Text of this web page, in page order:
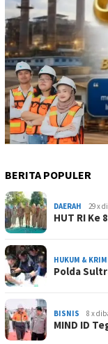
BERITA POPULER
DAERAH 29 x
HUT RI Ke
HUKUM &
Polda
BISNIS 8 x
MIND ID